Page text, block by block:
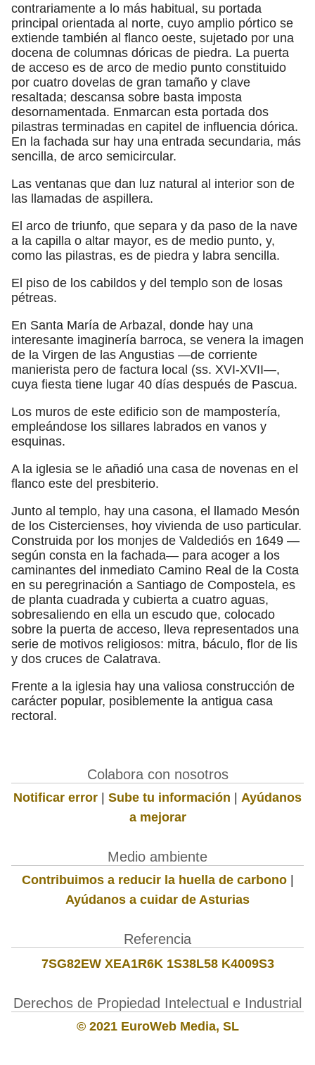
contrariamente a lo más habitual, su portada
principal orientada al norte, cuyo amplio pórtico se
extiende también al flanco oeste, sujetado por una
docena de columnas dóricas de piedra. La puerta
de acceso es de arco de medio punto constituido
por cuatro dovelas de gran tamaño y clave
resaltada; descansa sobre basta imposta
desornamentada. Enmarcan esta portada dos
pilastras terminadas en capitel de influencia dórica.
En la fachada sur hay una entrada secundaria, más
sencilla, de arco semicircular.
Las ventanas que dan luz natural al interior son de
las llamadas de aspillera.
El arco de triunfo, que separa y da paso de la nave
a la capilla o altar mayor, es de medio punto, y,
como las pilastras, es de piedra y labra sencilla.
El piso de los cabildos y del templo son de losas
pétreas.
En Santa María de Arbazal, donde hay una
interesante imaginería barroca, se venera la imagen
de la Virgen de las Angustias —de corriente
manierista pero de factura local (ss. XVI-XVII—,
cuya fiesta tiene lugar 40 días después de Pascua.
Los muros de este edificio son de mampostería,
empleándose los sillares labrados en vanos y
esquinas.
A la iglesia se le añadió una casa de novenas en el
flanco este del presbiterio.
Junto al templo, hay una casona, el llamado Mesón
de los Cistercienses, hoy vivienda de uso particular.
Construida por los monjes de Valdediós en 1649 —
según consta en la fachada— para acoger a los
caminantes del inmediato Camino Real de la Costa
en su peregrinación a Santiago de Compostela, es
de planta cuadrada y cubierta a cuatro aguas,
sobresaliendo en ella un escudo que, colocado
sobre la puerta de acceso, lleva representados una
serie de motivos religiosos: mitra, báculo, flor de lis
y dos cruces de Calatrava.
Frente a la iglesia hay una valiosa construcción de
carácter popular, posiblemente la antigua casa
rectoral.
Colabora con nosotros
Notificar error | Sube tu información | Ayúdanos
a mejorar
Medio ambiente
Contribuimos a reducir la huella de carbono|
Ayúdanos a cuidar de Asturias
Referencia
7SG82EW XEA1R6K 1S38L58 K4009S3
Derechos de Propiedad Intelectual e Industrial
© 2021 EuroWeb Media, SL